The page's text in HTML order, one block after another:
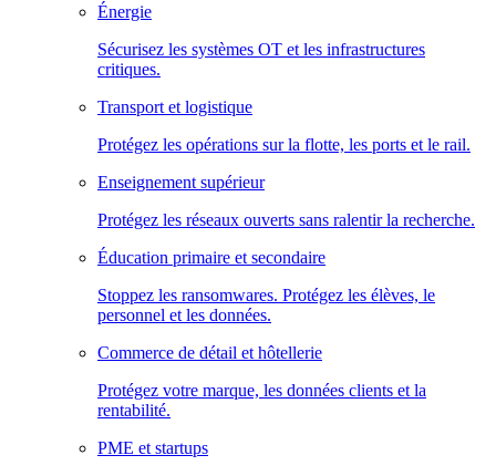
Énergie
Sécurisez les systèmes OT et les infrastructures
critiques.
Transport et logistique
Protégez les opérations sur la flotte, les ports et le rail.
Enseignement supérieur
Protégez les réseaux ouverts sans ralentir la recherche.
Éducation primaire et secondaire
Stoppez les ransomwares. Protégez les élèves, le
personnel et les données.
Commerce de détail et hôtellerie
Protégez votre marque, les données clients et la
rentabilité.
PME et startups